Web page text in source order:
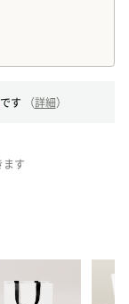
です （詳細）
ます